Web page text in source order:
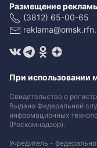
Размещение
(3812) 65-00-65
При использовании
Свидетельство о
Выдано Федеральной
информационных
(Роскомнадзор).
Учредитель -